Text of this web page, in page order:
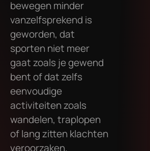
bewegen minder
vanzelfsprekend is
geworden, dat
sporten niet meer
gaat zoals je gewend
bent of dat zelfs
eenvoudige
activiteiten zoals
wandelen, traplopen
of lang zitten klachten
veroorzaken.